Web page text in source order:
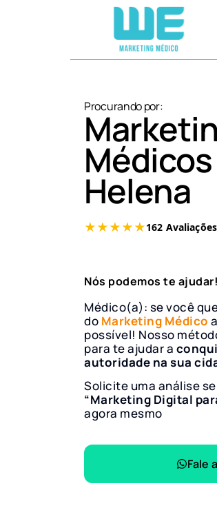
Procurando por:
Helena
Nós podemos te ajudar!
Médico(a): se você
do Marketing Médico
possível! Nosso
para te ajudar a
autoridade na sua
Solicite uma análise
“Marketing Digital
agora mesmo
Fale